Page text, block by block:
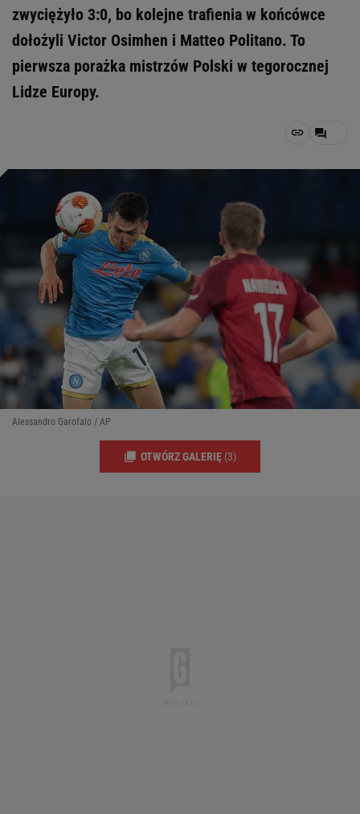
zwyciężyło 3:0, bo kolejne trafienia w końcówce
dołożyli Victor Osimhen i Matteo Politano. To
pierwsza porażka mistrzów Polski w tegorocznej
Lidze Europy.
Alessandro Garofalo / AP
OTWÓRZ GALERIĘ (3)